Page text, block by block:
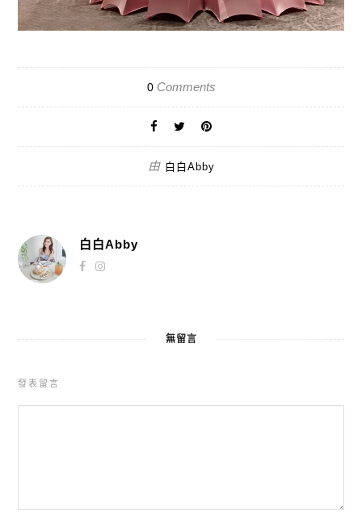
0Comments
由 白白Abby
白白Abby
無留言
發表留言